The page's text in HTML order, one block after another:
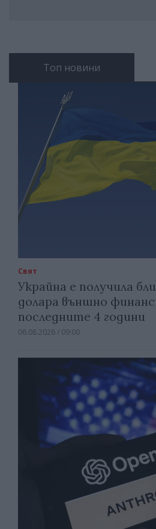
Топ новини
Свят
Украйна е получила
долара външно
последните 4 години
06.08.2026 / 09:00